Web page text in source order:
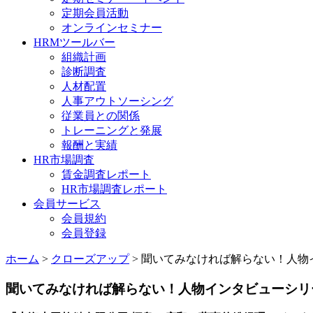
定期会員活動
オンラインセミナー
HRMツールバー
組織計画
診断調査
人材配置
人事アウトソーシング
従業員との関係
トレーニングと発展
報酬と実績
HR市場調査
賃金調査レポート
HR市場調査レポート
会員サービス
会員規約
会員登録
ホーム > クローズアップ> 聞いてみなければ解らない！人物
聞いてみなければ解らない！人物インタビューシ